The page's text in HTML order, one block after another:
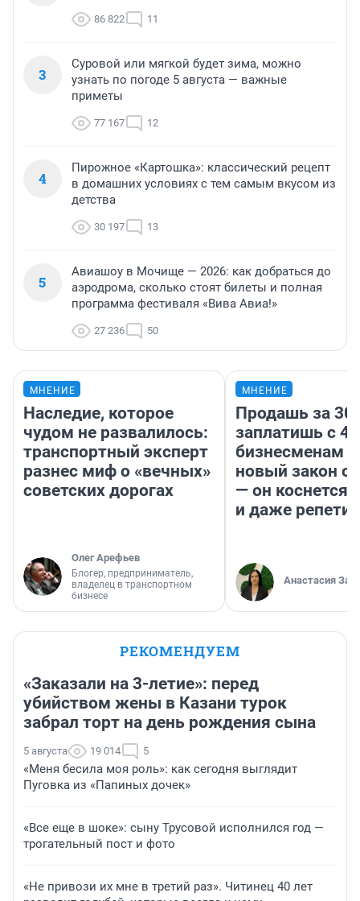
86 822 11
3
Суровой или мягкой будет зима, можно
узнать по погоде 5 августа — важные
приметы
77 167 12
4
Пирожное «Картошка»: классический рецепт
в домашних условиях с тем самым вкусом из
детства
30 197 13
5
Авиашоу в Мочище — 2026: как добраться до
аэродрома, сколько стоят билеты и полная
программа фестиваля «Вива Авиа!»
27 236 50
МНЕНИЕ
Наследие, которое
чудом не развалилось:
транспортный эксперт
разнес миф о «вечных»
советских дорогах
Олег Арефьев
Блогер, предприниматель,
владелец в транспортном
бизнесе
МНЕНИЕ
Продашь за
заплатишь с
бизнесменам
новый закон о
— он коснется
и даже
Анастасия
РЕКОМЕНДУЕМ
«Заказали на 3-летие»: перед
убийством жены в Казани турок
забрал торт на день рождения сына
5 августа 19 014 5
«Меня бесила моя роль»: как сегодня выглядит
Пуговка из «Папиных дочек»
«Все еще в шоке»: сыну Трусовой исполнился год —
трогательный пост и фото
«Не привози их мне в третий раз». Читинец 40 лет